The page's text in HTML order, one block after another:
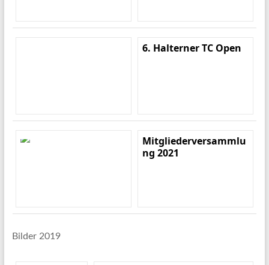
6. Halterner TC Open
Mitgliederversammlu
ng 2021
Bilder 2019